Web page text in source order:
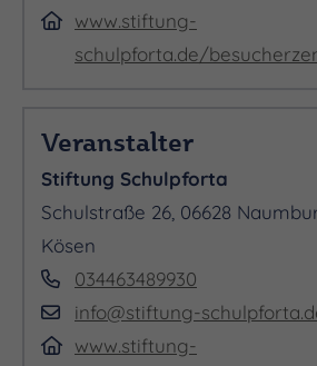
www.stiftung-
schulpforta.de/
Veranstalter
Stiftung Schulpforta
Schulstraße 26, 06628
Kösen
034463489930
info@stiftung-
www.stiftung-